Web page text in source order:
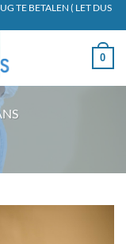
TE BETALEN ( LET DUS
0